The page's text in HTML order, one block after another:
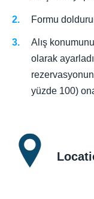
Formu
Alış
olarak
yüzde 100)